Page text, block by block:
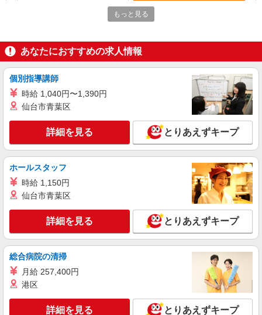
調理補助（総合病院内厨房）
【派遣時給】1,200〜1,300円（資格・経験によ
る） 交通費別途支給
キープ 詳細を見る
株式会社トラストグロース 北海道支社
【派遣時給】1,200〜1,250円（資格・経験によ
キープ 詳細を見る
派遣社員
株式会社トラストグロース 北海道支社
認定こども園内での調理補助業務
【派遣時給】1,200〜1,250円（資格・経験によ
る） 交通費別途支給
もっと見る
あなたにおすすめの求人情報
個別指導講師
時給 1,040円〜1,390円
仙台市青葉区
詳細を見る とりあえずキープ
ホールスタッフ
時給 1,150円
仙台市青葉区
詳細を見る とりあえずキープ
総合病院の清掃
月給 257,400円
港区
詳細を見る とりあえずキープ